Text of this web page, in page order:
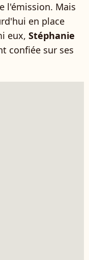
l'émission. Mais
en place
eux, Stéphanie
confiée sur ses